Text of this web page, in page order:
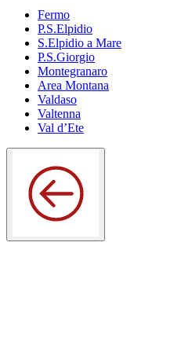
Fermo
P.S.Elpidio
S.Elpidio a Mare
P.S.Giorgio
Montegranaro
Area Montana
Valdaso
Valtenna
Val d’Ete